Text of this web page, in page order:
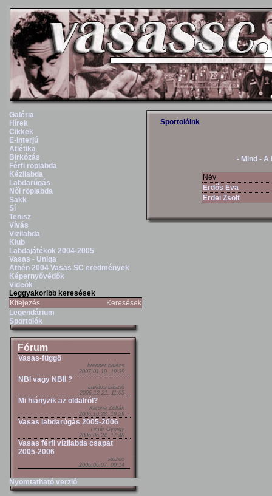
Galéria
Hírek
Cikkek
E-Interjú
Atlétika
Birkózás
Férfi röplabda
Kézilabda
Labdarúgás
Női röplabda
Sakk
Sí
Tenisz
Vívás
Vizilabda
Klub
Labdajátékok 2004-2005
Vasas - Uniqa
Athén 2004 Vasas SC eredmények
Képernyővédők
Videók
Leggyakoribb keresések
Kifejezés
Keresések
Legendárium
Sportolók
Fórum
Vasas-függö
brenner balázs
2007.01.10. 19:39
NBI vagy NBII ?
Lukács László
2006.12.21. 11:05
Mi hiányzik az oldalról?
Katona Zoltán
2006.10.28. 19:29
Vasas labdarúgás 2005-2006
Timár György
2006.06.24. 17:48
Vasas férfi vízilabda csapat
2005-2006
skizoo
2006.06.07. 00:14
Nyomtatható verzió
Sportolóink
- Mind - A
Név
Erdős Éva
Erdei Zsolt